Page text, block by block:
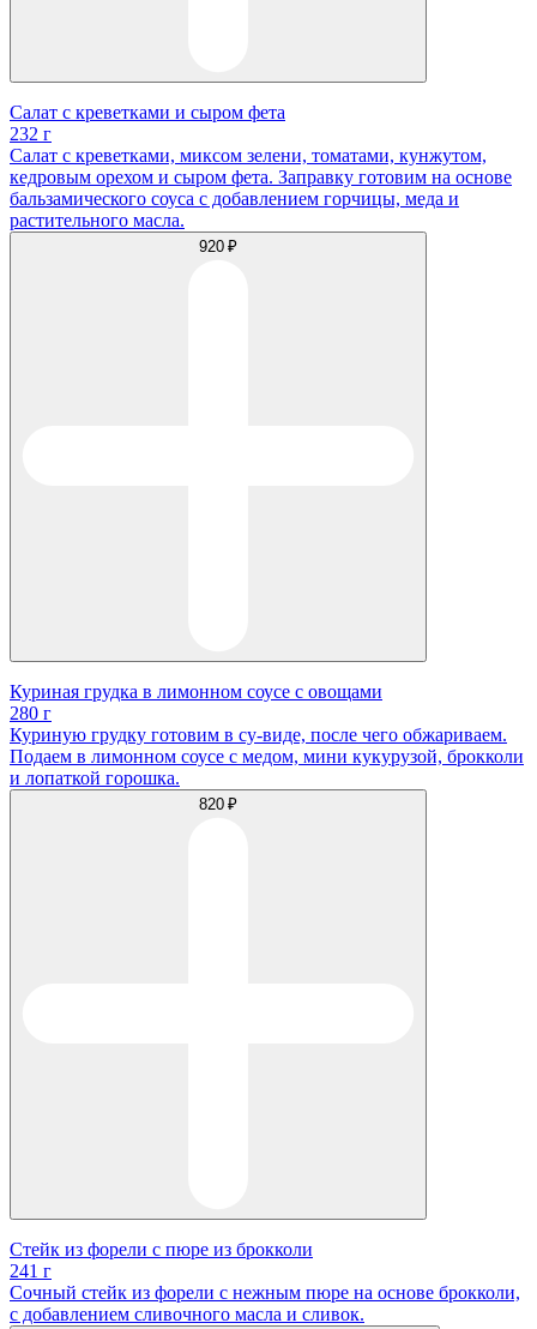
Салат с креветками и сыром фета
232 г
Салат с креветками, миксом зелени, томатами, кунжутом,
кедровым орехом и сыром фета. Заправку готовим на основе
бальзамического соуса с добавлением горчицы, меда и
растительного масла.
920 ₽
Куриная грудка в лимонном соусе с овощами
280 г
Куриную грудку готовим в су-виде, после чего обжариваем.
Подаем в лимонном соусе с медом, мини кукурузой, брокколи
и лопаткой горошка.
820 ₽
Стейк из форели с пюре из брокколи
241 г
Сочный стейк из форели с нежным пюре на основе брокколи,
с добавлением сливочного масла и сливок.